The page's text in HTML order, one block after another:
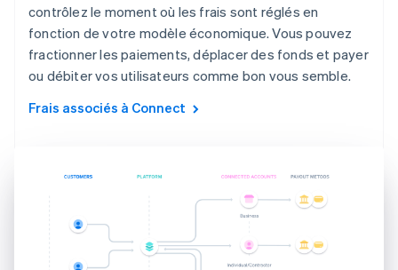
contrôlez le moment où les frais sont réglés en
fonction de votre modèle économique. Vous pouvez
fractionner les paiements, déplacer des fonds et payer
ou débiter vos utilisateurs comme bon vous semble.
Frais associés à Connect